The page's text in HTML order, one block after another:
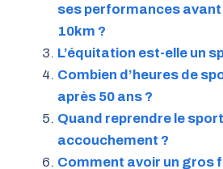
ses performances avant
10km ?
L’équitation est-elle un
Combien d’heures de
après 50 ans ?
Quand reprendre le
accouchement ?
Comment avoir un gros